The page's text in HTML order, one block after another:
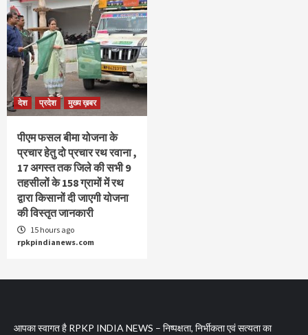
देश प्रदेश मुख्य ख़बर
पीएम फसल बीमा योजना के
प्रचार हेतु दो प्रचार रथ रवाना ,
17 अगस्त तक जिले की सभी 9
तहसीलों के 158 ग्रामों में रथ
द्वारा किसानों दी जाएगी योजना
की विस्तृत जानकारी
15 hours ago
rpkpindianews.com
आपका स्वागत है RPKP INDIA NEWS – निष्पक्षता, निर्भीकता एवं सत्यता का